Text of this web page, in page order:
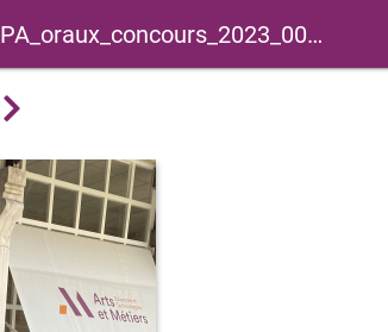
PA_oraux_concours_2023_0013